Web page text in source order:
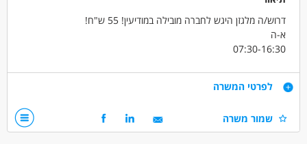
דרוש/ה מלגזן היגש לחברה מובילה במודיעין! 55 ש"ח!
א-ה
07:30-16:30
דרישות
לפרטי המשרה
שמור משרה